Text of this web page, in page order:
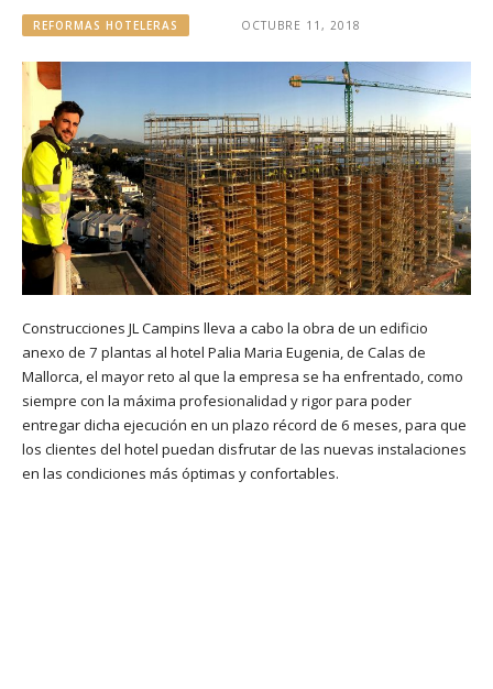
REFORMAS HOTELERAS OCTUBRE 11, 2018
Construcciones JL Campins lleva a cabo la obra de un edificio
anexo de 7 plantas al hotel Palia Maria Eugenia, de Calas de
Mallorca, el mayor reto al que la empresa se ha enfrentado, como
siempre con la máxima profesionalidad y rigor para poder
entregar dicha ejecución en un plazo récord de 6 meses, para que
los clientes del hotel puedan disfrutar de las nuevas instalaciones
en las condiciones más óptimas y confortables.